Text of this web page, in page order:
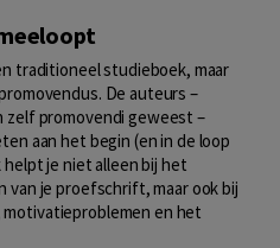
traditioneel studieboek, maar
De auteurs –
zelf promovendi geweest –
aan het begin (en in de loop
je niet alleen bij het
van je proefschrift, maar ook bij
en het